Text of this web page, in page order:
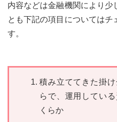
内容などは金融機関により少
とも下記の項目については
す。
積み立ててきた掛
らで、運用してい
くらか